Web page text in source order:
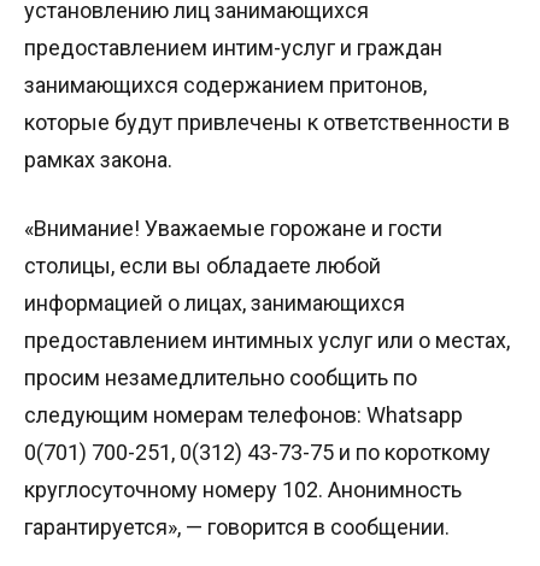
установлению лиц занимающихся
предоставлением интим-услуг и граждан
занимающихся содержанием притонов,
которые будут привлечены к ответственности в
рамках закона.
«Внимание! Уважаемые горожане и гости
столицы, если вы обладаете любой
информацией о лицах, занимающихся
предоставлением интимных услуг или о местах,
просим незамедлительно сообщить по
следующим номерам телефонов: Whatsapp
0(701) 700-251, 0(312) 43-73-75 и по короткому
круглосуточному номеру 102. Анонимность
гарантируется», — говорится в сообщении.